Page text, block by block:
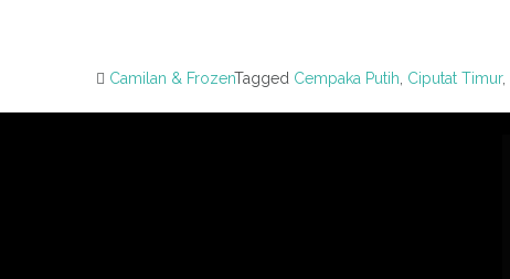
Camilan & FrozenTagged Cempaka Putih, Ciputat Timur,